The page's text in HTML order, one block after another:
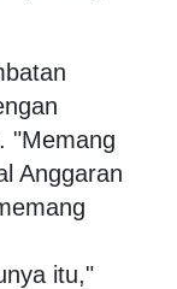
"Memang
Anggaran
itu,"